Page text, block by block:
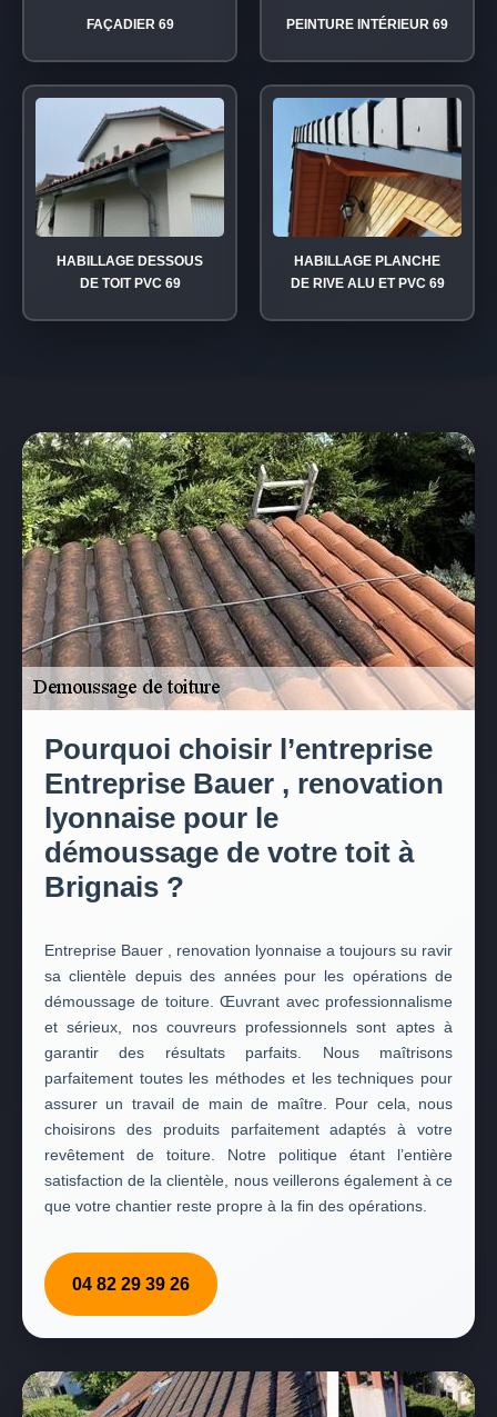
FAÇADIER 69 PEINTURE INTÉRIEUR 69
HABILLAGE DESSOUS
DE TOIT PVC 69
HABILLAGE PLANCHE
DE RIVE ALU ET PVC 69
Pourquoi choisir l’entreprise
Entreprise Bauer , renovation
lyonnaise pour le
démoussage de votre toit à
Brignais ?
Entreprise Bauer , renovation lyonnaise a toujours su ravir
sa clientèle depuis des années pour les opérations de
démoussage de toiture. Œuvrant avec professionnalisme
et sérieux, nos couvreurs professionnels sont aptes à
garantir des résultats parfaits. Nous maîtrisons
parfaitement toutes les méthodes et les techniques pour
assurer un travail de main de maître. Pour cela, nous
choisirons des produits parfaitement adaptés à votre
revêtement de toiture. Notre politique étant l’entière
satisfaction de la clientèle, nous veillerons également à ce
que votre chantier reste propre à la fin des opérations.
04 82 29 39 26